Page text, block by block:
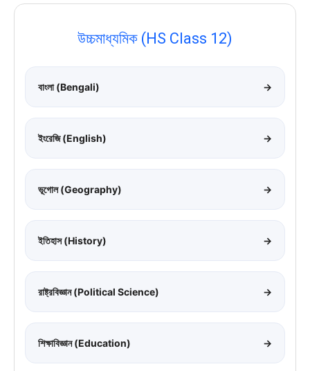
উচ্চমাধ্যমিক (HS Class 12)
বাংলা (Bengali) →
ইংরেজি (English) →
ভূগোল (Geography) →
ইতিহাস (History) →
রাষ্ট্রবিজ্ঞান (Political Science) →
শিক্ষাবিজ্ঞান (Education) →